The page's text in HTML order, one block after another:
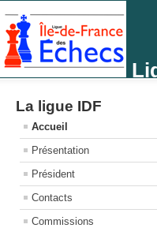
La ligue IDF
Accueil
Présentation
Président
Contacts
Commissions